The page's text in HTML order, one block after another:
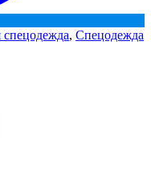
спецодежда, Спецодежда